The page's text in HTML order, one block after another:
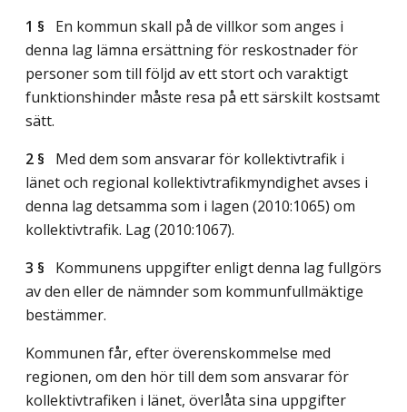
1 § En kommun skall på de villkor som anges i
denna lag lämna ersättning för reskostnader för
personer som till följd av ett stort och varaktigt
funktionshinder måste resa på ett särskilt kostsamt
sätt.
2 § Med dem som ansvarar för kollektivtrafik i
länet och regional kollektivtrafikmyndighet avses i
denna lag detsamma som i lagen (2010:1065) om
kollektivtrafik. Lag (2010:1067).
3 § Kommunens uppgifter enligt denna lag fullgörs
av den eller de nämnder som kommunfullmäktige
bestämmer.
Kommunen får, efter överenskommelse med
regionen, om den hör till dem som ansvarar för
kollektivtrafiken i länet, överlåta sina uppgifter